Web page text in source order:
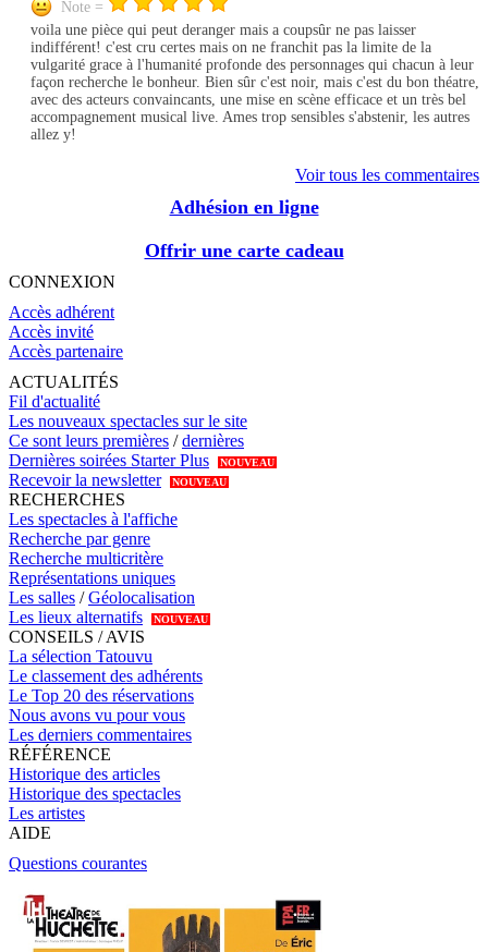
Note =
voila une pièce qui peut deranger mais a coupsûr ne pas laisser
indifférent! c'est cru certes mais on ne franchit pas la limite de la
vulgarité grace à l'humanité profonde des personnages qui chacun à leur
façon recherche le bonheur. Bien sûr c'est noir, mais c'est du bon théatre,
avec des acteurs convaincants, une mise en scène efficace et un très bel
accompagnement musical live. Ames trop sensibles s'abstenir, les autres
allez y!
Voir tous les commentaires
Adhésion en ligne
Offrir une carte cadeau
CONNEXION
Accès adhérent
Accès invité
Accès partenaire
ACTUALITÉS
Fil d'actualité
Les nouveaux spectacles sur le site
Ce sont leurs premières /dernières
Dernières soirées Starter Plus
NOUVEAU
Recevoir la newsletter NOUVEAU
RECHERCHES
Les spectacles à l'affiche
Recherche par genre
Recherche multicritère
Représentations uniques
Les salles /Géolocalisation
Les lieux alternatifs
NOUVEAU
CONSEILS / AVIS
La sélection Tatouvu
Le classement des adhérents
Le Top 20 des réservations
Nous avons vu pour vous
Les derniers commentaires
RÉFÉRENCE
Historique des articles
Historique des spectacles
Les artistes
AIDE
Questions courantes